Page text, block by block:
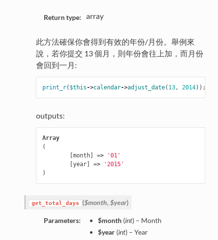
Return type: array
此方法確保你會得到有效的年份/月份。舉例來
說，若你提交 13 個月，則年份會往上加，而月份
會回到一月:
print_r( $this->calendar->adjust_date( 13, 2014));
outputs:
Array
(
[month] =>
'01'
[year] =>
'2015'
)
get_total_days ($month,$year)
Parameters: $month(int) – Month
$year(int) – Year